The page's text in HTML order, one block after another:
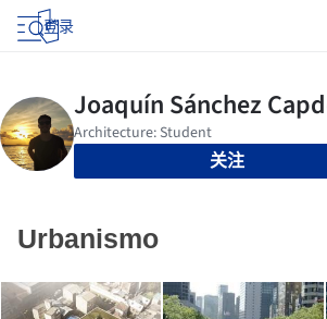
登录
关注
Urbanismo